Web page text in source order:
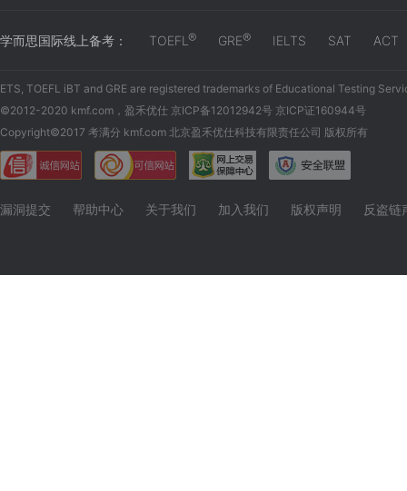
学而思国际线上备考： TOEFL ® GRE® IELTS SAT ACT
ETS, TOEFL iBT and GRE are registered trademarks of Educational Testing
©2012-2020 kmf.com，盈禾优仕 京ICP备12012942号 京ICP证160944号
Copyright©2017 考满分 kmf.com 北京盈禾优仕科技有限责任公司 版权所有
漏洞提交 帮助中心 关于我们 加入我们 版权声明 反盗链